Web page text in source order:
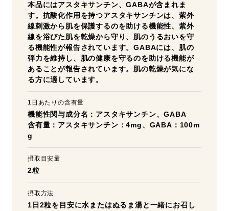
本品にはアスタキサンチン、GABAが含まれま
す。抗酸化作用を持つアスタキサンチンは、紫外
線刺激から肌を保護するのを助ける機能性、紫外
線を浴びた肌を乾燥から守り、肌のうるおいを守
る機能性が報告されています。GABAには、肌の
弾力を維持し、肌の健康を守るのを助ける機能が
あることが報告されています。肌の乾燥が気にな
る方に適しています。
1日あたりの含有量
機能性関与成分名：アスタキサンチン、GABA
含有量：アスタキサンチン：4mg、GABA：100m
g
摂取目安量
2粒
摂取方法
1日2粒を目安に水またはぬるま湯と一緒にお召し